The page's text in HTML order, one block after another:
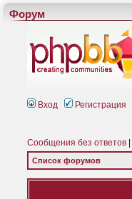
Форум
Вход Регистрация
Сообщения без ответов
Список форумов